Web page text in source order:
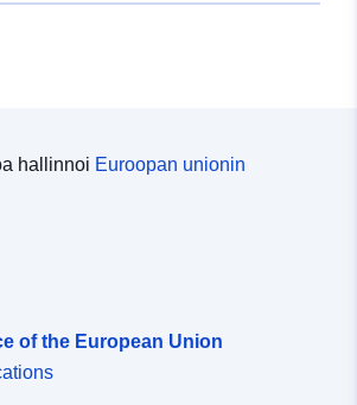
hallinnoi Euroopan unionin
of the European Union